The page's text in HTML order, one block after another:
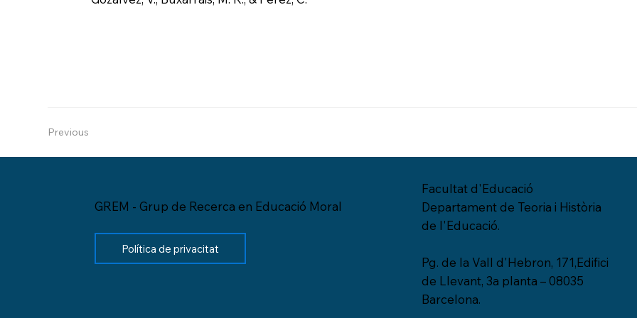
Previous
GREM - Grup de Recerca en Educació Moral
Política de privacitat
Facultat d'Educació
Departament de Teoria i Història
de l'Educació.
Pg. de la Vall d'Hebron, 171,Edifici
de Llevant, 3a planta – 08035
Barcelona.